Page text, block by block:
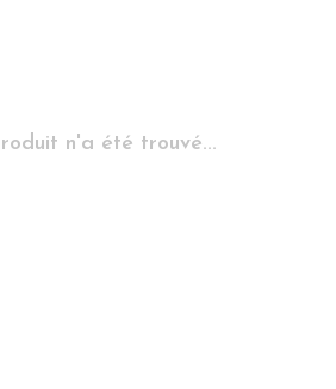
n'a été trouvé...